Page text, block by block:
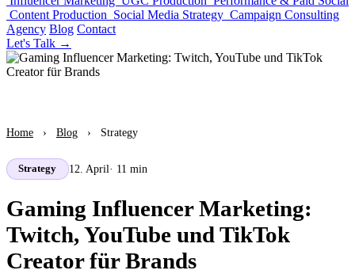
Content Production Social Media Strategy Campaign Consulting
Agency Blog Contact
Let's Talk →
Home › Blog › Strategy
Strategy 12. April· 11 min
Gaming Influencer Marketing:
Twitch, YouTube und TikTok
Creator für Brands